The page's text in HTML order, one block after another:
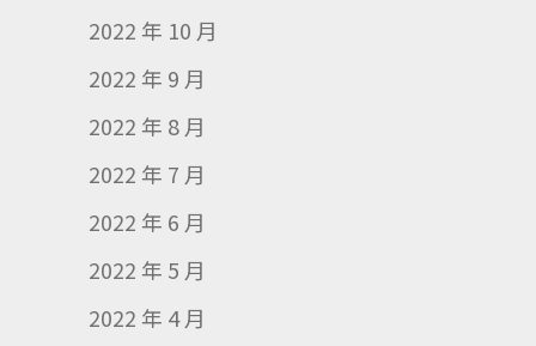
2022 年 10 月
2022 年 9 月
2022 年 8 月
2022 年 7 月
2022 年 6 月
2022 年 5 月
2022 年 4 月